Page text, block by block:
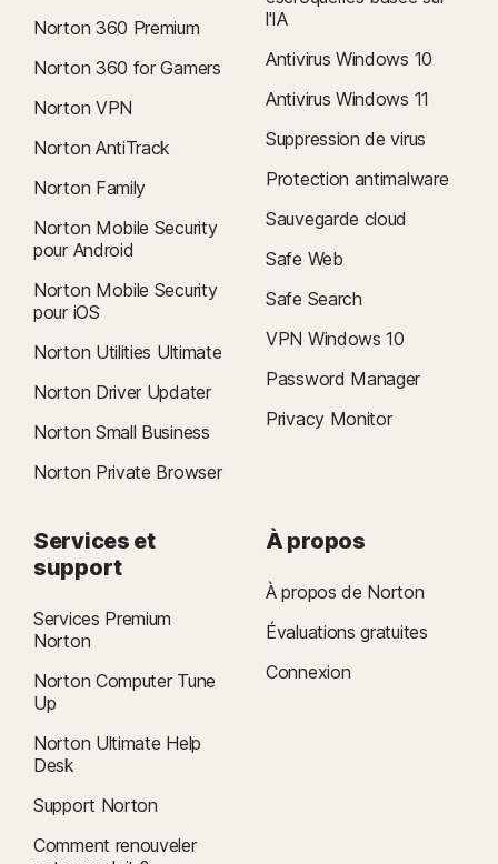
Norton 360 Premium
Norton 360 for Gamers
Norton VPN
Norton AntiTrack
Norton Family
Norton Mobile Security
pour Android
Norton Mobile Security
pour iOS
Norton Utilities Ultimate
Norton Driver Updater
Norton Small Business
Norton Private Browser
l'IA
Antivirus Windows 10
Antivirus Windows 11
Suppression de virus
Protection antimalware
Sauvegarde cloud
Safe Web
Safe Search
VPN Windows 10
Password Manager
Privacy Monitor
Services et
support
Services Premium
Norton
Norton Computer Tune
Up
Norton Ultimate Help
Desk
Support Norton
Comment renouveler
À propos
À propos de Norton
Évaluations gratuites
Connexion